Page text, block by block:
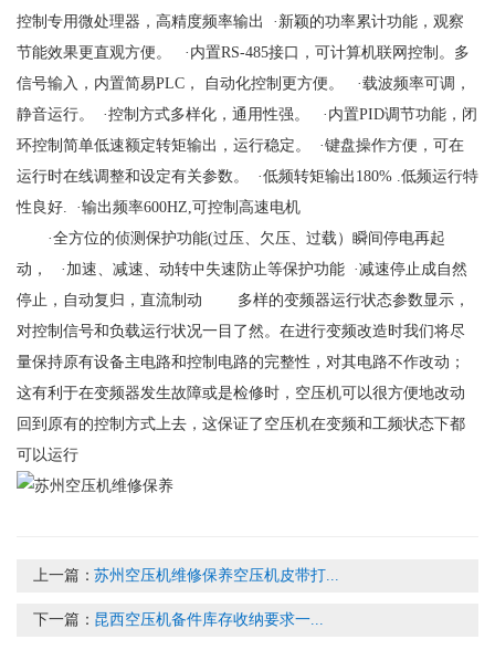
控制专用微处理器，高精度频率输出 ·新颖的功率累计功能，观察
节能效果更直观方便。 ·内置RS-485接口，可计算机联网控制。多
信号输入，内置简易PLC， 自动化控制更方便。 ·载波频率可调，
静音运行。 ·控制方式多样化，通用性强。 ·内置PID调节功能，闭
环控制简单低速额定转矩输出，运行稳定。 ·键盘操作方便，可在
运行时在线调整和设定有关参数。 ·低频转矩输出180% .低频运行特
性良好. ·输出频率600HZ,可控制高速电机
·全方位的侦测保护功能(过压、欠压、过载）瞬间停电再起
动， ·加速、减速、动转中失速防止等保护功能 ·减速停止成自然
停止，自动复归，直流制动 多样的变频器运行状态参数显示，
对控制信号和负载运行状况一目了然。在进行变频改造时我们将尽
量保持原有设备主电路和控制电路的完整性，对其电路不作改动；
这有利于在变频器发生故障或是检修时，空压机可以很方便地改动
回到原有的控制方式上去，这保证了空压机在变频和工频状态下都
可以运行
上一篇：苏州空压机维修保养空压机皮带打...
下一篇： 昆西空压机备件库存收纳要求一...